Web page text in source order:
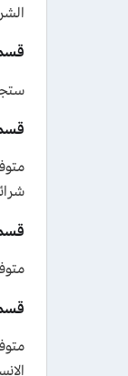
شرائه